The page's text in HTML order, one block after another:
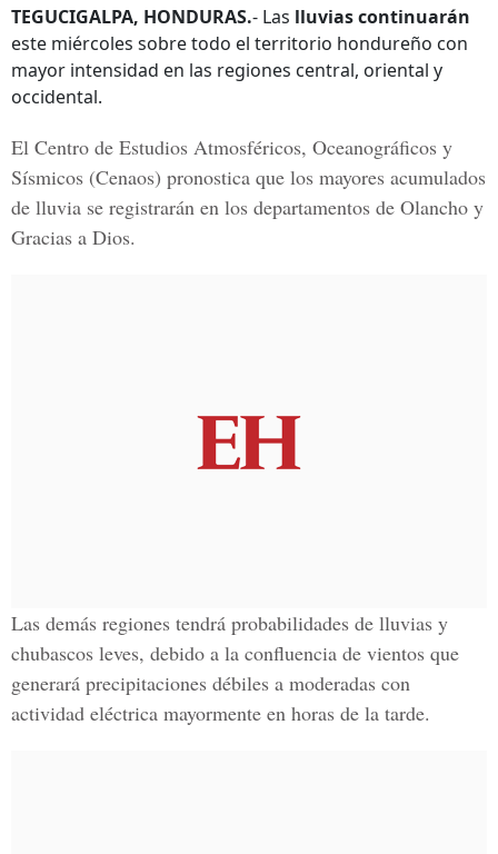
TEGUCIGALPA, HONDURAS.- Las lluvias continuarán
este miércoles sobre todo el territorio hondureño con
mayor intensidad en las regiones central, oriental y
occidental.
El Centro de Estudios Atmosféricos, Oceanográficos y
Sísmicos (Cenaos) pronostica que los mayores acumulados
de lluvia se registrarán en los departamentos de Olancho y
Gracias a Dios.
Las demás regiones tendrá probabilidades de lluvias y
chubascos leves, debido a la confluencia de vientos que
generará precipitaciones débiles a moderadas con
actividad eléctrica mayormente en horas de la tarde.